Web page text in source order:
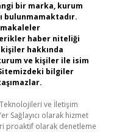
bir marka, kurum
bulunmamaktadır.
makaleler
haber niteliği
hakkında
ve kişiler ile isim
bilgiler
Teknolojileri ve İletişim
Sağlayıcı olarak hizmet
proaktif olarak denetleme